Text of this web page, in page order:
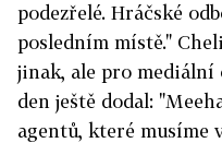
podezřelé. Hráčské
posledním místě."
jinak, ale pro mediální
den ještě dodal:
agentů, které musíme